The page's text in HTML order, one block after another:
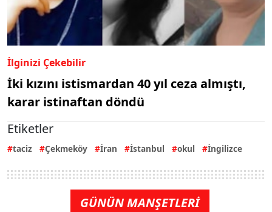
İlginizi Çekebilir
İki kızını istismardan 40 yıl ceza almıştı,
karar istinaftan döndü
Etiketler
taciz Çekmeköy İran İstanbul okul İngilizce
GÜNÜN MANŞETLERİ